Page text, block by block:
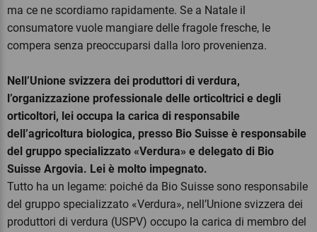
ma ce ne scordiamo rapidamente. Se a Natale il
consumatore vuole mangiare delle fragole fresche, le
compera senza preoccuparsi dalla loro provenienza.
Nell’Unione svizzera dei produttori di verdura,
l’organizzazione professionale delle orticoltrici e degli
orticoltori, lei occupa la carica di responsabile
dell’agricoltura biologica, presso Bio Suisse è responsabile
del gruppo specializzato «Verdura» e delegato di Bio
Suisse Argovia. Lei è molto impegnato.
Tutto ha un legame: poiché da Bio Suisse sono responsabile
del gruppo specializzato «Verdura», nell’Unione svizzera dei
produttori di verdura (USPV) occupo la carica di membro del